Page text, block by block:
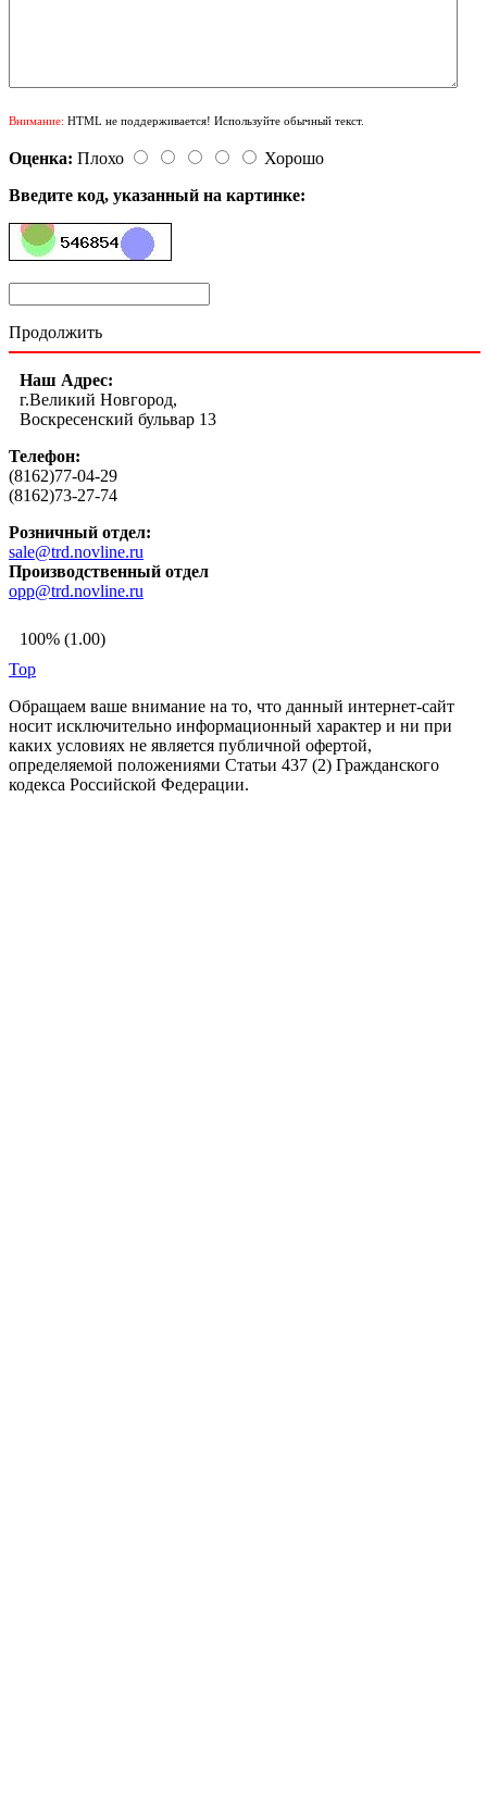
Внимание: HTML не поддерживается! Используйте обычный текст.
Оценка: Плохо
Хорошо
Введите код, указанный на картинке:
Продолжить
Наш Адрес:
г.Великий Новгород,
Воскресенский бульвар 13
Телефон:
(8162)77-04-29
(8162)73-27-74
Розничный отдел:
sale@trd.novline.ru
Производственный отдел
opp@trd.novline.ru
100% (1.00)
Top
Обращаем ваше внимание на то, что данный интернет-сайт
носит исключительно информационный характер и ни при
каких условиях не является публичной офертой,
определяемой положениями Статьи 437 (2) Гражданского
кодекса Российской Федерации.